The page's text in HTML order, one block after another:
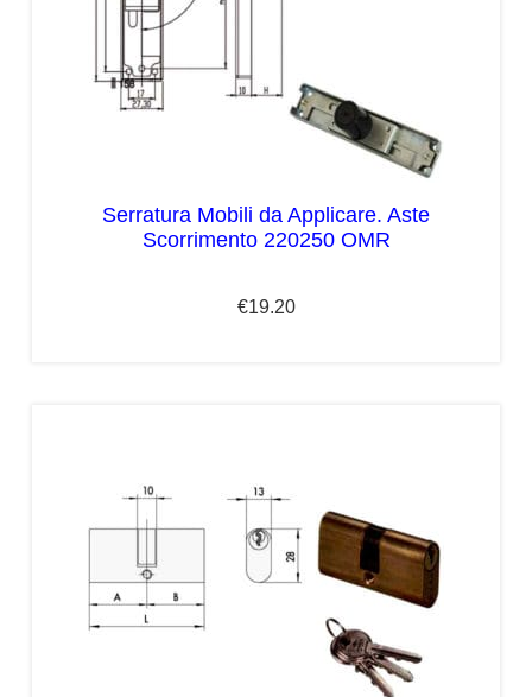
Serratura Mobili da Applicare. Aste
Scorrimento 220250 OMR
€19.20